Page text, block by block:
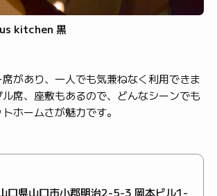
kitchen 黒
があり、一人でも気兼ねなく利用できま
席、座敷もあるので、どんなシーンでも
ホームさが魅力です。
口県山口市小郡明治2-5-3 岡本ビル1-